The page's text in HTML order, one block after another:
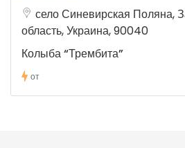
село Синевирская Поляна,
область, Украина, 90040
Колыба “Трембита”
от